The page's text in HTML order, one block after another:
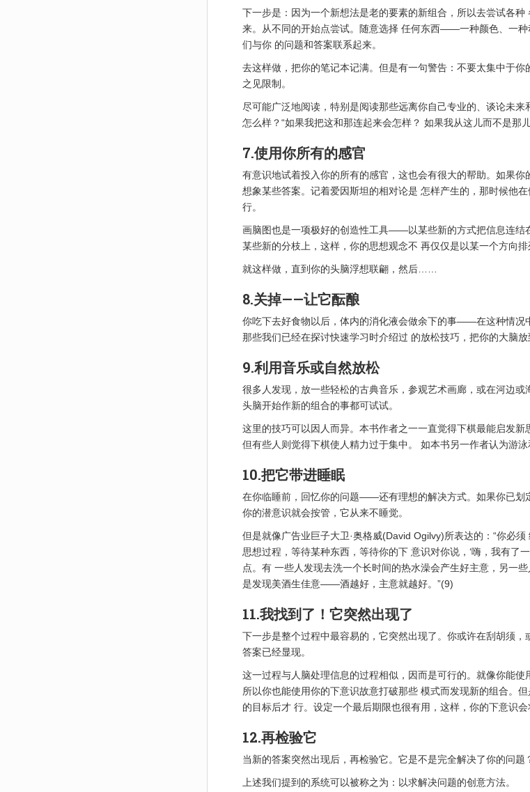
下一步是：因为一个新想法是老的要素的新组合，所以去尝试各
来。从不同的开始点尝试。随意选择 任何东西——一种颜色、一种
们与你 的问题和答案联系起来。
去这样做，把你的笔记本记满。但是有一句警告：不要太集中于你
之见限制。
尽可能广泛地阅读，特别是阅读那些远离你自己专业的、谈论未
怎么样？“如果我把这和那连起来会怎样？ 如果我从这儿而不是那
7.使用你所有的感官
有意识地试着投入你的所有的感官，这也会有很大的帮助。如果
想象某些答案。记着爱因斯坦的相对论是 怎样产生的，那时候他
行。
画脑图也是一项极好的创造性工具——以某些新的方式把信息连结
某些新的分枝上，这样，你的思想观念不 再仅仅是以某一个方向排
就这样做，直到你的头脑浮想联翩，然后……
8.关掉——让它酝酿
你吃下去好食物以后，体内的消化液会做余下的事——在这种情况
那些我们已经在探讨快速学习时介绍过 的放松技巧，把你的大脑放
9.利用音乐或自然放松
很多人发现，放一些轻松的古典音乐，参观艺术画廊，或在河边
头脑开始作新的组合的事都可试试。
这里的技巧可以因人而异。本书作者之一一直觉得下棋最能启发新
但有些人则觉得下棋使人精力过于集中。 如本书另一作者认为游泳
10.把它带进睡眠
在你临睡前，回忆你的问题——还有理想的解决方式。如果你已划
你的潜意识就会按管，它从来不睡觉。
但是就像广告业巨子大卫·奥格威(David Ogilvy)所表达的：“你必
思想过程，等待某种东西，等待你的下 意识对你说，‘嗨，我有了
点。有 一些人发现去洗一个长时间的热水澡会产生好主意，另一
是发现美酒生佳意——酒越好，主意就越好。”(9)
11.我找到了！它突然出现了
下一步是整个过程中最容易的，它突然出现了。你或许在刮胡须，
答案已经显现。
这一过程与人脑处理信息的过程相似，因而是可行的。就像你能使
所以你也能使用你的下意识故意打破那些 模式而发现新的组合。
的目标后才 行。设定一个最后期限也很有用，这样，你的下意识会
12.再检验它
当新的答案突然出现后，再检验它。它是不是完全解决了你的问题
上述我们提到的系统可以被称之为：以求解决问题的创意方法。